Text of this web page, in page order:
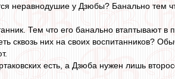
неравнодушие у Дзюбы? Банально тем
Тем что его банально втаптывают в
сквозь них на своих воспитанников?
есть, а Дзюба нужен лишь